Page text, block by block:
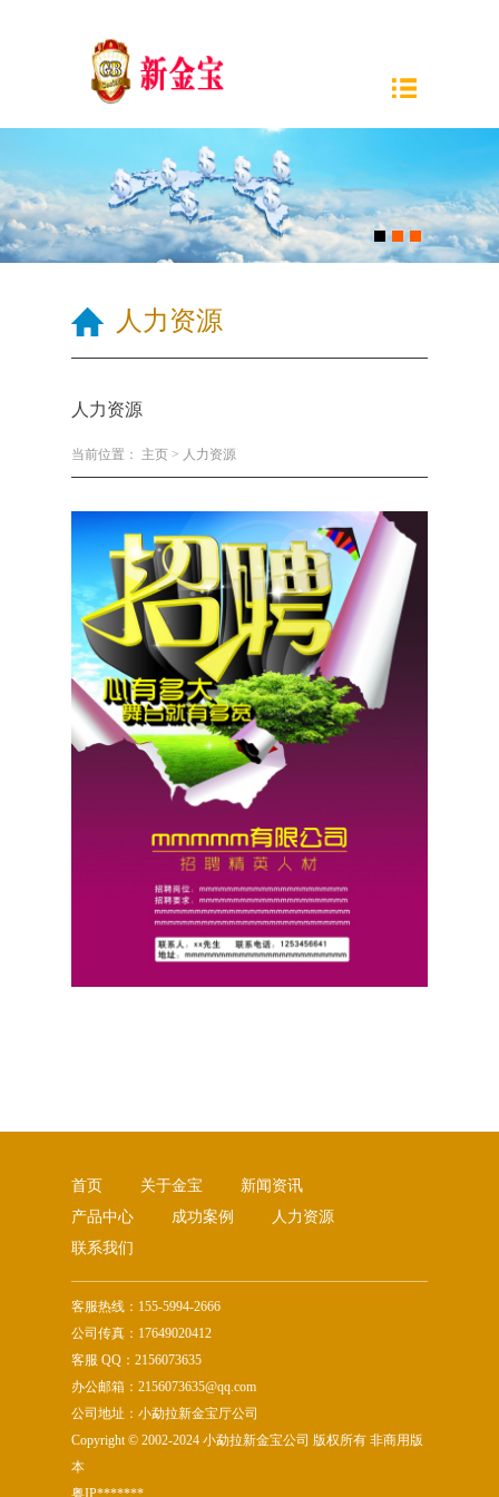
人力资源
人力资源
当前位置： 主页 > 人力资源
首页 关于金宝
新闻资讯
产品中心
成功案例
人力资源
联系我们
客服热线：155-5994-2666
公司传真：17649020412
客服 QQ：2156073635
办公邮箱：2156073635@qq.com
公司地址：小勐拉新金宝厅公司
Copyright © 2002-2024 小勐拉新金宝公司 版权所有 非商用版
本
粤IP*******